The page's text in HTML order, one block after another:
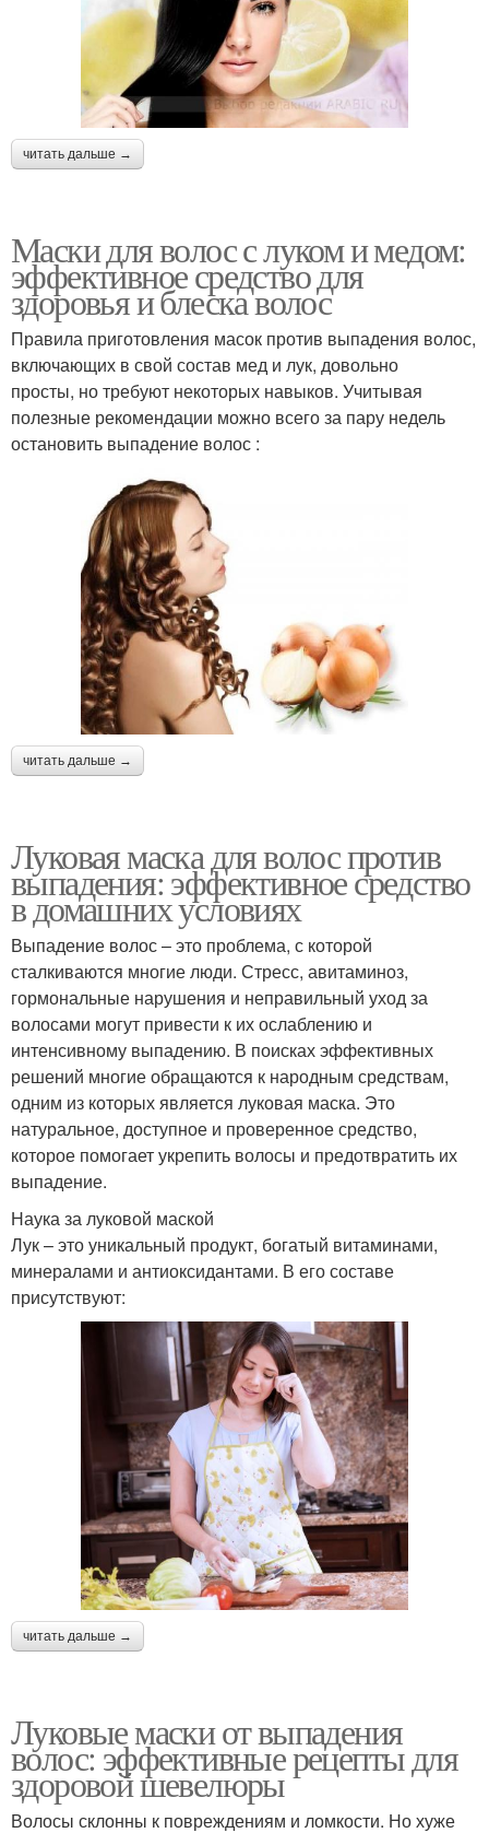
читать дальше →
Маски для волос с луком и медом:
эффективное средство для
здоровья и блеска волос
Правила приготовления масок против выпадения волос,
включающих в свой состав мед и лук, довольно
просты, но требуют некоторых навыков. Учитывая
полезные рекомендации можно всего за пару недель
остановить выпадение волос :
читать дальше →
Луковая маска для волос против
выпадения: эффективное средство
в домашних условиях
Выпадение волос – это проблема, с которой
сталкиваются многие люди. Стресс, авитаминоз,
гормональные нарушения и неправильный уход за
волосами могут привести к их ослаблению и
интенсивному выпадению. В поисках эффективных
решений многие обращаются к народным средствам,
одним из которых является луковая маска. Это
натуральное, доступное и проверенное средство,
которое помогает укрепить волосы и предотвратить их
выпадение.
Наука за луковой маской
Лук – это уникальный продукт, богатый витаминами,
минералами и антиоксидантами. В его составе
присутствуют:
читать дальше →
Луковые маски от выпадения
волос: эффективные рецепты для
здоровой шевелюры
Волосы склонны к повреждениям и ломкости. Но хуже